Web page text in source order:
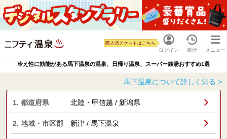
ログイン
購入済チケットはこちら
履歴 メニュー
冷え性に効能がある馬下温泉の温泉、日帰り温泉、スーパー銭湯おすすめ1選
馬下温泉について詳しく知る >
1. 都道府県 北陸・甲信越 / 新潟県
2. 地域・市区郡 新津 / 馬下温泉